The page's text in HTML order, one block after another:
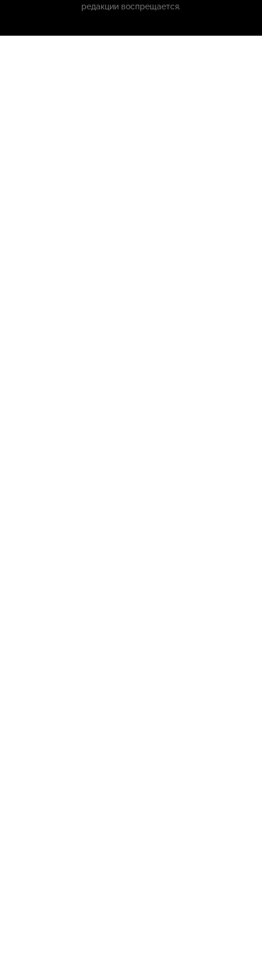
редакции воспрещается.